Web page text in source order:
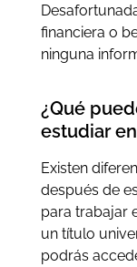
financiera o
ninguna
¿Qué
estudiar
Existen
después de
para trabajar
un título
podrás